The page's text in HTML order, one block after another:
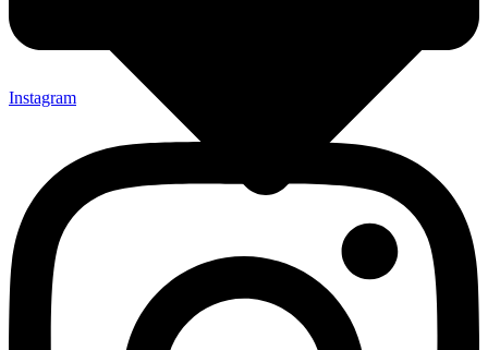
Instagram